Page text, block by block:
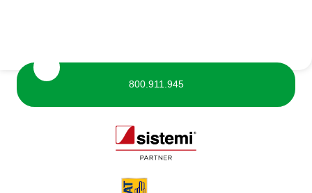
800.911.945